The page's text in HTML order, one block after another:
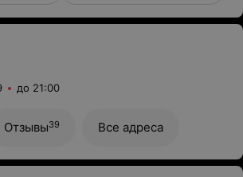
до 21:00
Отзывы39 Все адреса